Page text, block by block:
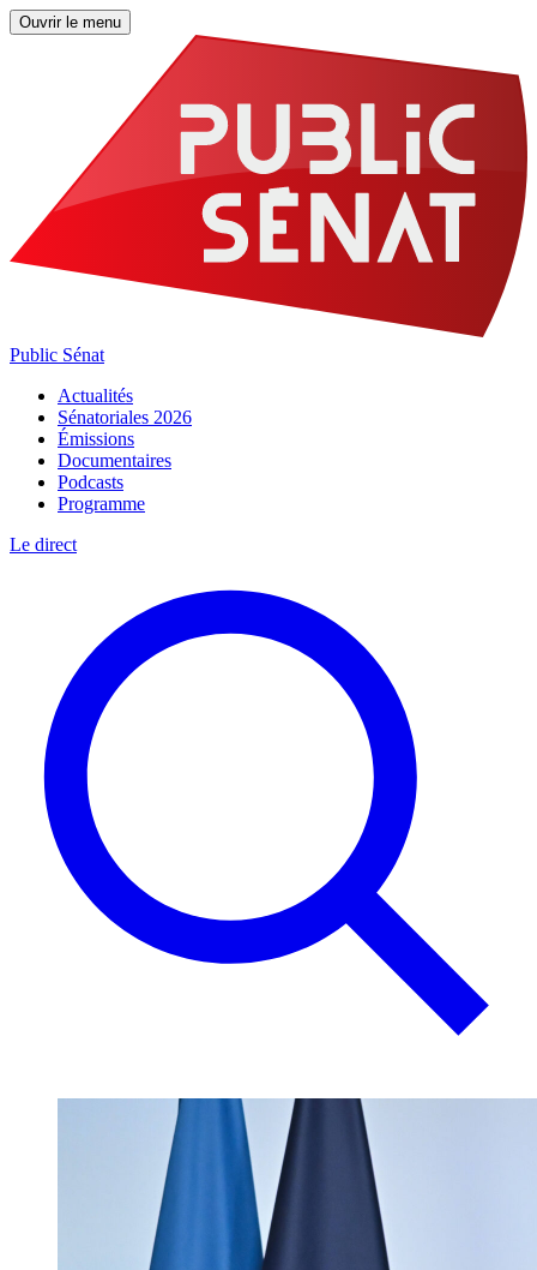
Ouvrir le menu
Public Sénat
Actualités
Sénatoriales 2026
Émissions
Documentaires
Podcasts
Programme
Le direct